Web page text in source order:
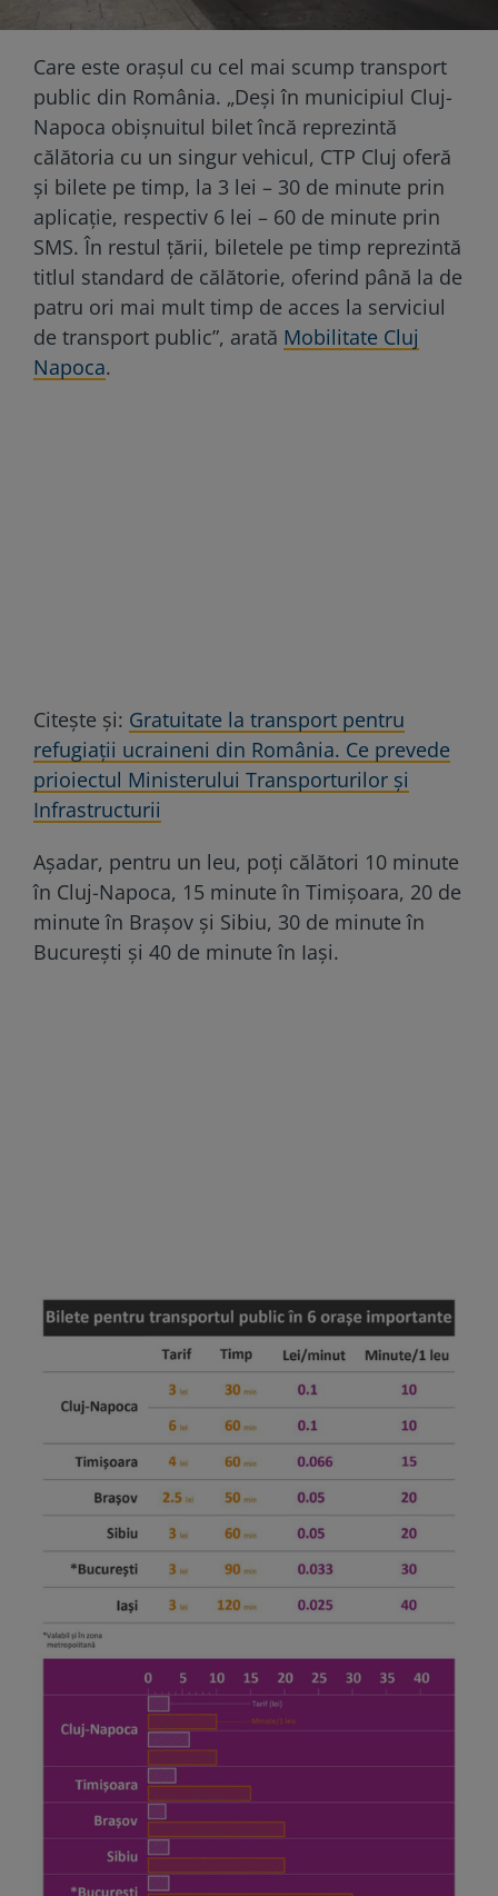
Care este oraşul cu cel mai scump transport
public din România. „Deși în municipiul Cluj-
Napoca obișnuitul bilet încă reprezintă
călătoria cu un singur vehicul, CTP Cluj oferă
și bilete pe timp, la 3 lei – 30 de minute prin
aplicație, respectiv 6 lei – 60 de minute prin
SMS. În restul țării, biletele pe timp reprezintă
titlul standard de călătorie, oferind până la de
patru ori mai mult timp de acces la serviciul
de transport public”, arată Mobilitate Cluj
Napoca.
Citeşte şi: Gratuitate la transport pentru
refugiaţii ucraineni din România. Ce prevede
prioiectul Ministerului Transporturilor şi
Infrastructurii
Așadar, pentru un leu, poți călători 10 minute
în Cluj-Napoca, 15 minute în Timișoara, 20 de
minute în Brașov și Sibiu, 30 de minute în
București și 40 de minute în Iași.